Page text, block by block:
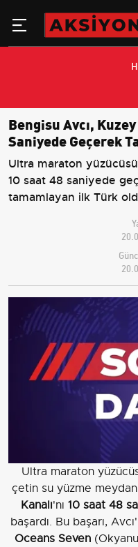
Bengisu Avcı,
Saniyede Geçerek
Ultra maraton yüzücüsü
10 saat 48 saniyede
tamamlayan ilk Türk
Ultra maraton
çetin su yüzme
Kanalı'nı 10 saat 48
başardı. Bu başarı,
Oceans Seven